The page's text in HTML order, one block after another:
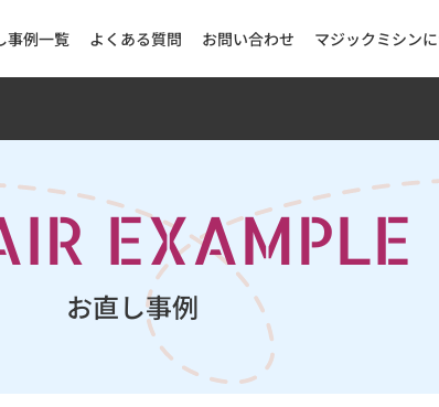
事例一覧 よくある質問 お問い合わせ マジックミシン
EXAMPLE
お直し事例